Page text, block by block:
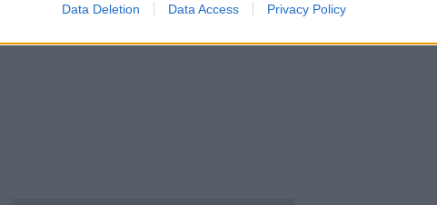
Data Deletion Data Access Privacy Policy